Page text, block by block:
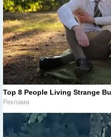
Top 8 People Living Strange
Реклама